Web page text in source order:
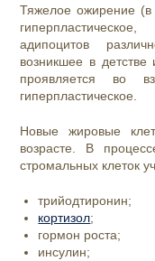
Тяжелое ожирение (в
адипоцитов
возникшее в
проявляется во
гиперпластическое.
Новые жировые
возрасте. В
стромальных клеток
трийодтиронин;
кортизол;
гормон роста;
инсулин;